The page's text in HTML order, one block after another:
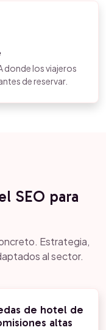
donde los viajeros
de reservar.
SEO para
Estrategia,
al sector.
de hotel de
altas